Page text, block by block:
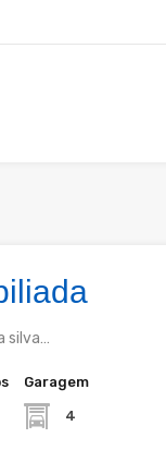
silva…
Garagem
4